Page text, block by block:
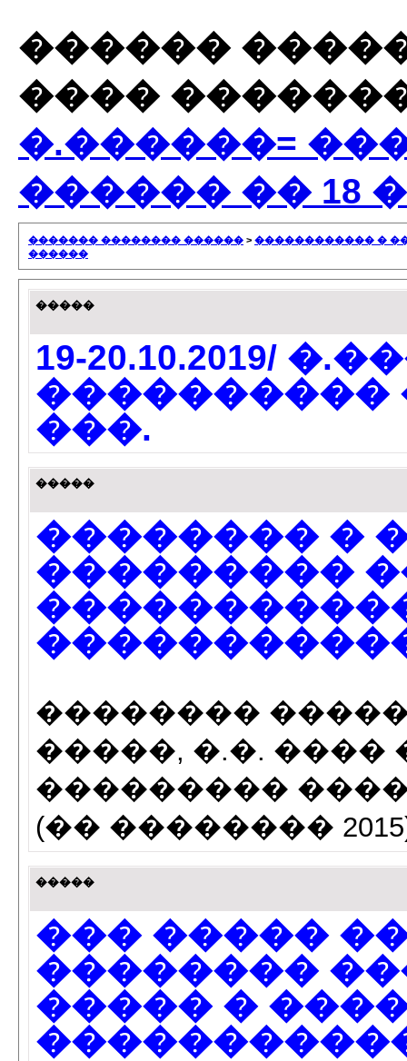
������
����
�.������=
������ �� 18
������� �������� ������ > ������������ �
������
�����
19-20.10.2019/
����������
���.
�����
�������� �
���������
��������
�����, �.�. ����
���������
(�� ��������
�����
��� �����
��������
����� �